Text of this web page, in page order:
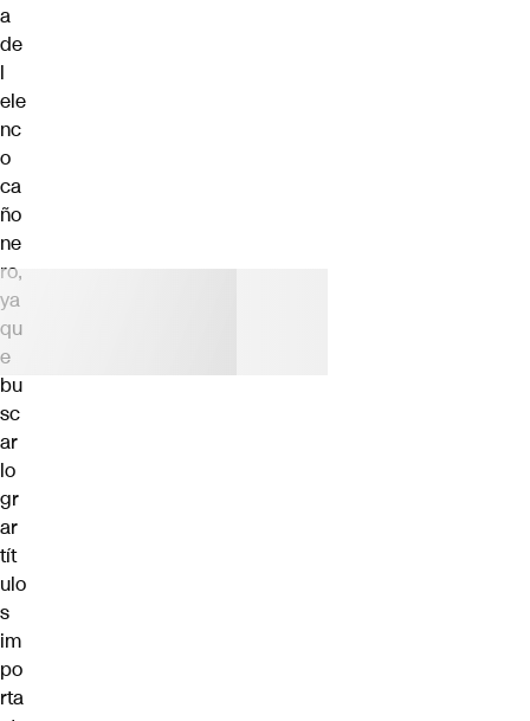
a
de
l
ele
nc
o
ca
ño
ne
ro,
ya
qu
e
bu
sc
ar
lo
gr
ar
tít
ulo
s
im
po
rta